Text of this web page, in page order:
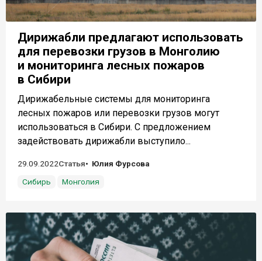
Дирижабли предлагают использовать
для перевозки грузов в Монголию
и мониторинга лесных пожаров
в Сибири
Дирижабельные системы для мониторинга
лесных пожаров или перевозки грузов могут
использоваться в Сибири. С предложением
задействовать дирижабли выступило...
29.09.2022Статья
Юлия Фурсова
Сибирь
Монголия